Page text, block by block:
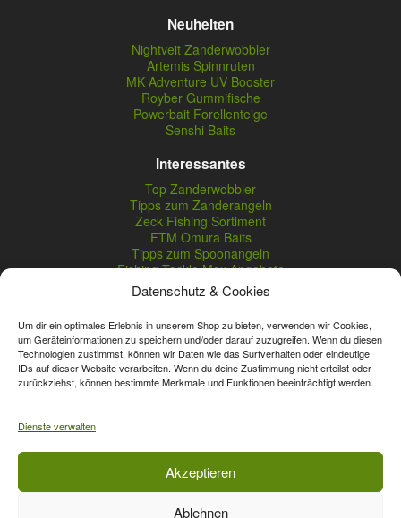
Datenschutz & Cookies
Um dir ein optimales Erlebnis in unserem Shop zu bieten, verwenden wir Cookies,
um Geräteinformationen zu speichern und/oder darauf zuzugreifen. Wenn du diesen
Technologien zustimmst, können wir Daten wie das Surfverhalten oder eindeutige
IDs auf dieser Website verarbeiten. Wenn du deine Zustimmung nicht erteilst oder
zurückziehst, können bestimmte Merkmale und Funktionen beeinträchtigt werden.
Dienste verwalten
Akzeptieren
Ablehnen
Neuheiten
Nightveit Zanderwobbler
Artemis Spinnruten
MK Adventure UV Booster
Royber Gummifische
Powerbait Forellenteige
Senshi Baits
Interessantes
Top Zanderwobbler
Tipps zum Zanderangeln
Zeck Fishing Sortiment
FTM Omura Baits
Tipps zum Spoonangeln
Fishing Tackle Max Angebote
Seika Pro Produkte
Nightveit Zanderwobbler
Vertrag widerrufen
Unsere Onlinepreise können günstiger sein.
Affiliate, Partner Rabatt-Codes und Aktionscodes gelten für das gesamte
Sortiment, davon ausgeschlossen sind Gutscheine, Sale-Produkte, Zeck
Codes gelten für das gesamte Sortiment.